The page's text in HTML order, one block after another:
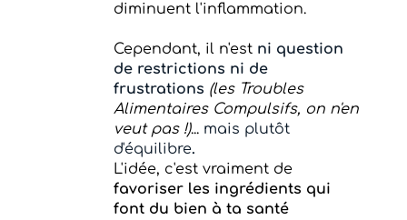
diminuent l'inflammation.
Cependant, il n'est ni question
de restrictions ni de
frustrations (les Troubles
Alimentaires Compulsifs, on n'en
veut pas !)... mais plutôt
d'équilibre.
L'idée, c'est vraiment de
favoriser les ingrédients qui
font du bien à ta santé